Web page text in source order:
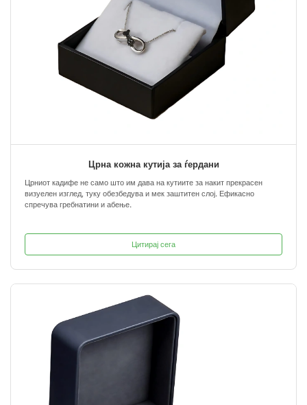
Црна кожна кутија за ѓердани
Црниот кадифе не само што им дава на кутиите за накит прекрасен
визуелен изглед, туку обезбедува и мек заштитен слој. Ефикасно
спречува гребнатини и абење.
Цитирај сега